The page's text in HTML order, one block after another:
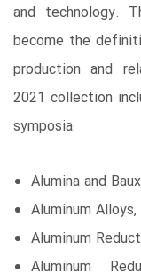
and technology.
become the
production and
2021 collection
symposia:
Alumina and
Aluminum
Aluminum
Aluminum